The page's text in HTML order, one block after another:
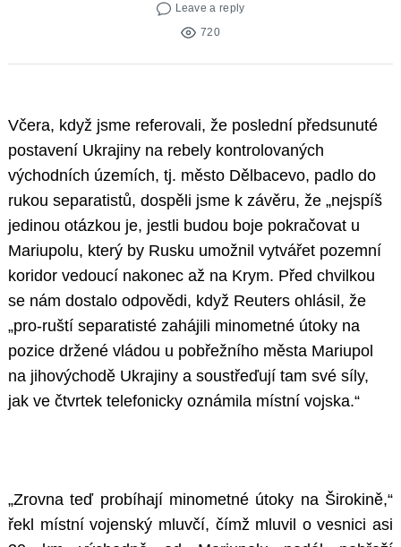
Leave a reply
720
Včera, když jsme referovali, že poslední předsunuté
postavení Ukrajiny na rebely kontrolovaných
východních územích, tj. město Dělbacevo, padlo do
rukou separatistů, dospěli jsme k závěru, že „nejspíš
jedinou otázkou je, jestli budou boje pokračovat u
Mariupolu, který by Rusku umožnil vytvářet pozemní
koridor vedoucí nakonec až na Krym. Před chvilkou
se nám dostalo odpovědi, když Reuters ohlásil, že
„pro-ruští separatisté zahájili minometné útoky na
pozice držené vládou u pobřežního města Mariupol
na jihovýchodě Ukrajiny a soustřeďují tam své síly,
jak ve čtvrtek telefonicky oznámila místní vojska.“
„Zrovna teď probíhají minometné útoky na Širokině,“
řekl místní vojenský mluvčí, čímž mluvil o vesnici asi